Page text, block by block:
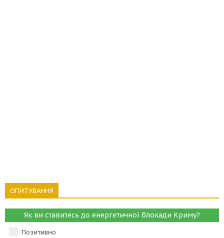
ОПИТУВАННЯ
Як ви ставитесь до енергетичної блокади Криму?
Позитивно